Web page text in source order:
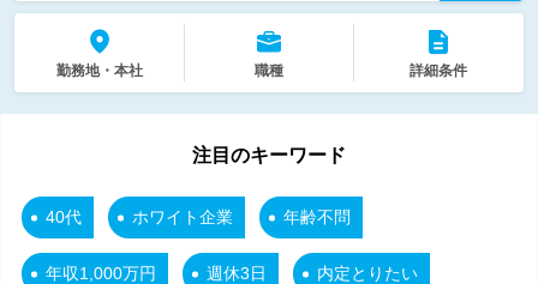
勤務地・本社 職種 詳細条件
注目のキーワード
40代 ホワイト企業 年齢不問
年収1,000万円 週休3日 内定とりたい